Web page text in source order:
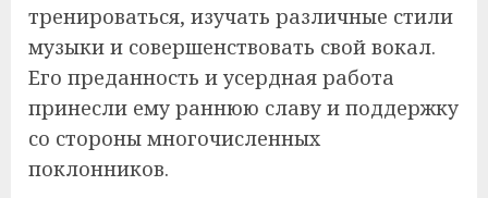
тренироваться, изучать различные стили
музыки и совершенствовать свой вокал.
Его преданность и усердная работа
принесли ему раннюю славу и поддержку
со стороны многочисленных
поклонников.